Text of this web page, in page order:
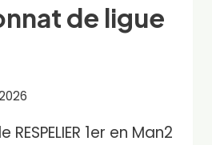
de ligue
1er en Man2